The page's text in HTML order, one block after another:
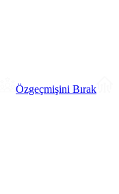
Özgeçmişini Bırak